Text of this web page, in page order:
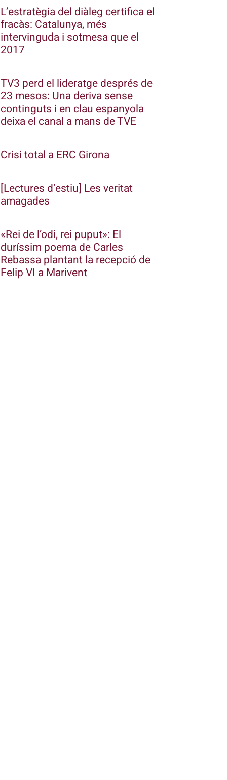
L’estratègia del diàleg certifica el
fracàs: Catalunya, més
intervinguda i sotmesa que el
2017
TV3 perd el lideratge després de
23 mesos: Una deriva sense
continguts i en clau espanyola
deixa el canal a mans de TVE
Crisi total a ERC Girona
[Lectures d’estiu] Les veritat
amagades
«Rei de l’odi, rei puput»: El
duríssim poema de Carles
Rebassa plantant la recepció de
Felip VI a Marivent